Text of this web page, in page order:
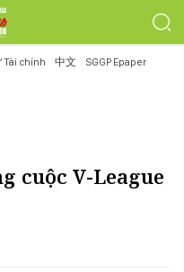
Tài chính 中文 SGGP Epaper
cuộc V-League